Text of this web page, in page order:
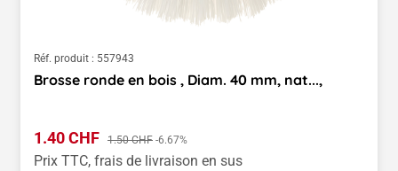
Réf. produit : 557943
Brosse ronde en bois , Diam. 40 mm, nat...,
Prix de vente :
1.40 CHF Prix régulier :
1.50 CHF -6.67%
Prix TTC, frais de livraison en sus